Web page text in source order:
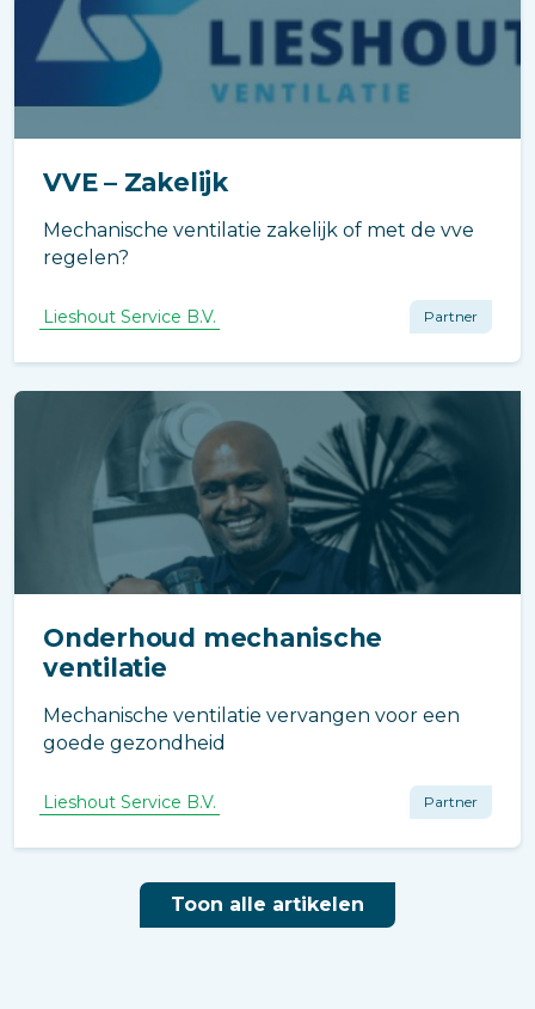
VVE – Zakelijk
Mechanische ventilatie zakelijk of met de vve
regelen?
Lieshout Service B.V. Partner
Onderhoud mechanische
ventilatie
Mechanische ventilatie vervangen voor een
goede gezondheid
Lieshout Service B.V. Partner
Toon alle artikelen